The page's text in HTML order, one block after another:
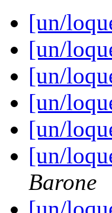
[un/
[un/
[un/
[un/
[un/
[un/
Barone